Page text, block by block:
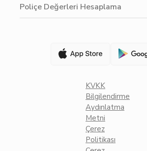
Poliçe Değerleri Hesaplama
KVKK
Bilgilendirme
Aydınlatma
Metni
Çerez
Politikası